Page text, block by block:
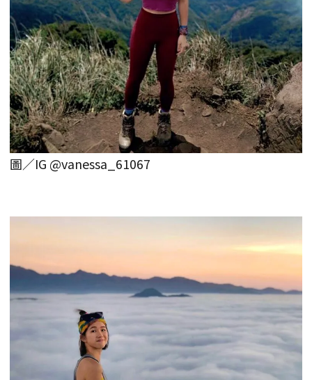
圖／IG @vanessa_61067